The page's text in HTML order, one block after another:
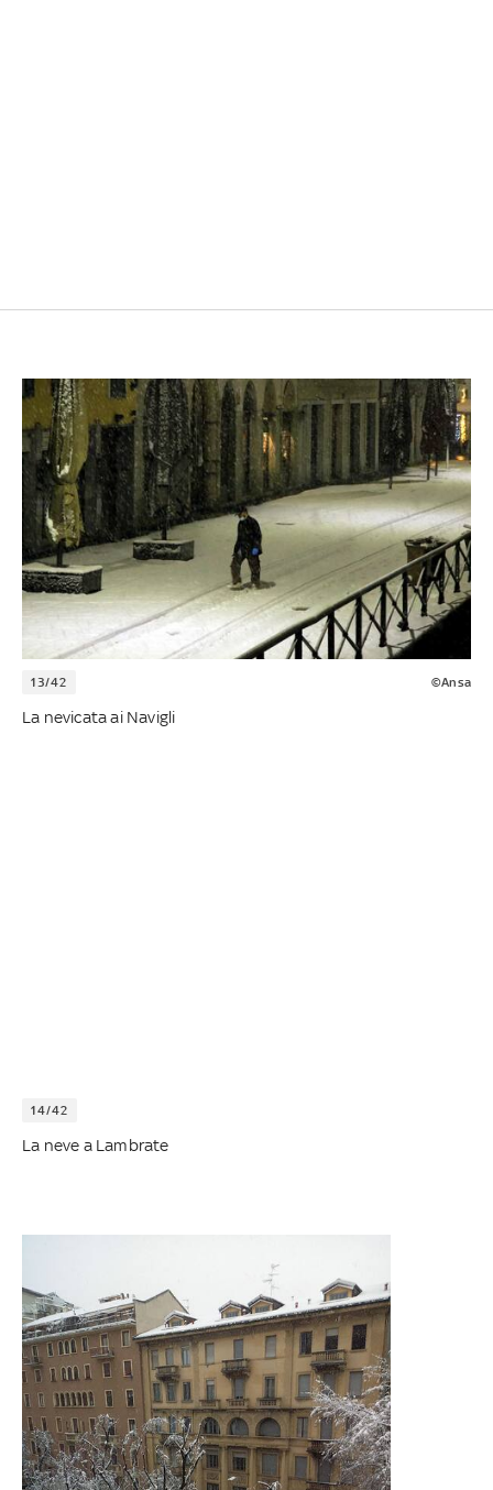
13/42 ©Ansa
La nevicata ai Navigli
14/42
La neve a Lambrate